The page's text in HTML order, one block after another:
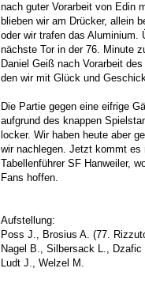
nach guter Vorarbeit von Edin
blieben wir am Drücker, allein
oder wir trafen das Aluminium.
nächste Tor in der 76. Minute
Daniel Geiß nach Vorarbeit
den wir mit Glück und
Die Partie gegen eine eifrige
aufgrund des knappen
locker. Wir haben heute aber
wir nachlegen. Jetzt kommt
Tabellenführer SF Hanweiler,
Fans hoffen.
Aufstellung:
Poss J., Brosius A. (77.
Nagel B., Silbersack L.,
Ludt J., Welzel M.